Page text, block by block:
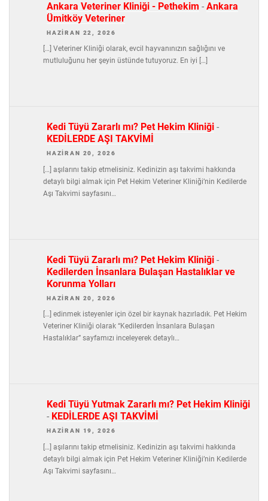
Ankara Veteriner Kliniği - Pethekim - Ankara
Ümitköy Veteriner
HAZIRAN 22, 2026
[…] Veteriner Kliniği olarak, evcil hayvanınızın sağlığını ve
mutluluğunu her şeyin üstünde tutuyoruz. En iyi […]
Kedi Tüyü Zararlı mı? Pet Hekim Kliniği -
KEDİLERDE AŞI TAKVİMİ
HAZIRAN 20, 2026
[…] aşılarını takip etmelisiniz. Kedinizin aşı takvimi hakkında
detaylı bilgi almak için Pet Hekim Veteriner Kliniği’nin Kedilerde
Aşı Takvimi sayfasını…
Kedi Tüyü Zararlı mı? Pet Hekim Kliniği -
Kedilerden İnsanlara Bulaşan Hastalıklar ve
Korunma Yolları
HAZIRAN 20, 2026
[…] edinmek isteyenler için özel bir kaynak hazırladık. Pet Hekim
Veteriner Kliniği olarak “Kedilerden İnsanlara Bulaşan
Hastalıklar” sayfamızı inceleyerek detaylı…
Kedi Tüyü Yutmak Zararlı mı? Pet Hekim Kliniği
- KEDİLERDE AŞI TAKVİMİ
HAZIRAN 19, 2026
[…] aşılarını takip etmelisiniz. Kedinizin aşı takvimi hakkında
detaylı bilgi almak için Pet Hekim Veteriner Kliniği’nin Kedilerde
Aşı Takvimi sayfasını…